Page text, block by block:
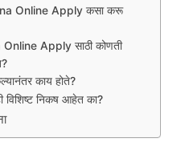
Online Apply कसा करू
Apply साठी कोणती
काय होते?
विशिष्ट निकष आहेत का?